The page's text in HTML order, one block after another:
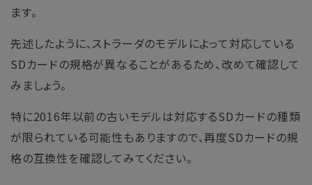
ます。
先述したように、ストラーダのモデルによって対応している
SDカードの規格が異なることがあるため、改めて確認して
みましょう。
特に2016年以前の古いモデルは対応するSDカードの種類
が限られている可能性もありますので、再度SDカードの規
格の互換性を確認してみてください。